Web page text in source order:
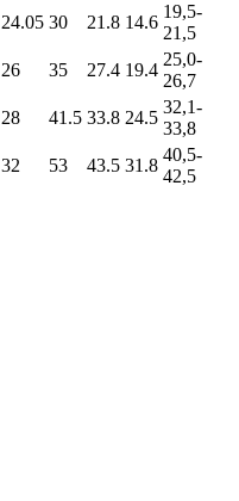
24.05 30 21.8 14.6
19,5-
21,5
26 35 27.4 19.4
25,0-
26,7
28 41.5 33.8 24.5
32,1-
33,8
32 53 43.5 31.8
40,5-
42,5